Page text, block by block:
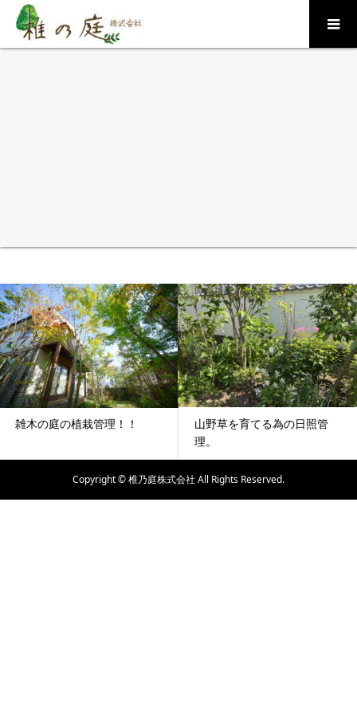
雑木の庭の植栽管理！！
山野草を育てる為の日照管
理。
Copyright © 椎乃庭株式会社 All Rights Reserved.